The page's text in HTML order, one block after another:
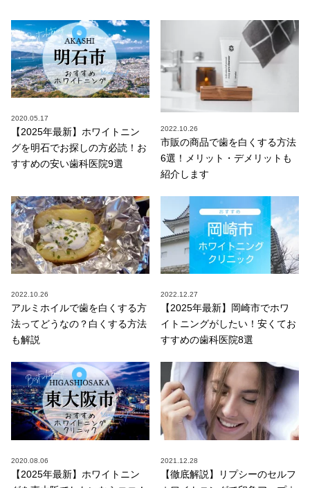
2020.05.17
【2025年最新】ホワイトニン
グを明石でお探しの方必読！お
すすめの安い歯科医院9選
2022.10.26
市販の商品で歯を白くする方法
6選！メリット・デメリットも
紹介します
2022.10.26
アルミホイルで歯を白くする方
法ってどうなの？白くする方法
も解説
2022.12.27
【2025年最新】岡崎市でホワ
イトニングがしたい！安くてお
すすめの歯科医院8選
2020.08.06
【2025年最新】ホワイトニン
2021.12.28
【徹底解説】リプシーのセルフ